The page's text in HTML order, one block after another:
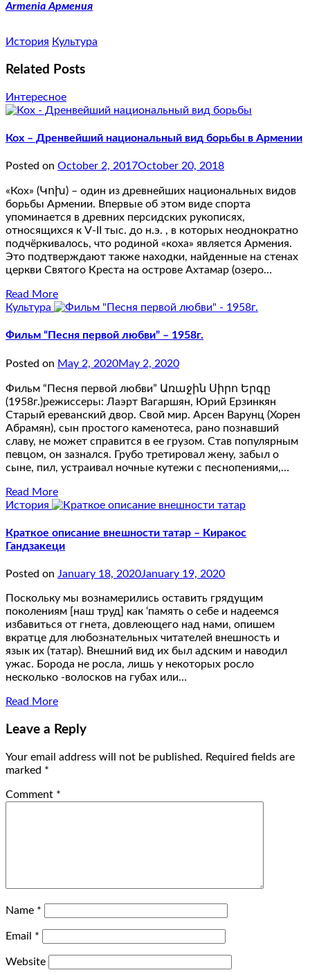
Armenia Армения
История Культура
Related Posts
Интересное
Кох – Дренвейший национальный вид борьбы в Армении
Posted on October 2, 2017October 20, 2018
«Кох» (Կոխ) – один из древнейших национальных видов
борьбы Армении. Впервые об этом виде спорта
упоминается в древних персидских рукописях,
относящихся к V-II тыс. до н.э. , в которых неоднократно
подчёркивалось, что родиной «коха» является Армения.
Это подтверждают также находки, найденные на стенах
церкви Святого Креста на острове Ахтамар (озеро…
Read More
Культура
Фильм “Песня первой любви” – 1958г.
Posted on May 2, 2020May 2, 2020
Фильм “Песня первой любви” Առաջին Սիրո Երգը
(1958г.)режиссеры: Лаэрт Вагаршян, Юрий Ерзинкян
Старый ереванский двор. Свой мир. Арсен Варунц (Хорен
Абрамян), cын простого каменотеса, рано познавший
славу, не может справится в ее грузом. Став популярным
певцом, он зазнался. Грубо третировал жену, забыл о
сыне, пил, устраивал ночные кутежи с песнопениями,…
Read More
История
Краткое описание внешности татар – Киракос
Гандзакеци
Posted on January 18, 2020January 19, 2020
Поскольку мы вознамерились оставить грядущим
поколениям [наш труд] как ‘память о себе и надеемся
избавиться от гнета, довлеющего над нами, опишем
вкратце для любознательных читателей внешность и
язык их (татар). Внешний вид их был адским и наводил
ужас. Борода не росла, лишь у некоторых росло
несколько -волосков на губах или…
Read More
Leave a Reply
Your email address will not be published. Required fields are
marked *
Comment *
Name *
Email *
Website